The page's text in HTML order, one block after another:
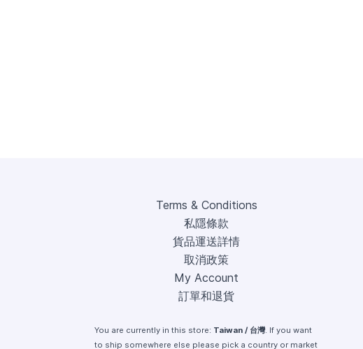
Terms & Conditions
私隱條款
貨品運送詳情
取消政策
My Account
訂單和退貨
You are currently in this store: Taiwan / 台灣. If you want
to ship somewhere else please pick a country or market